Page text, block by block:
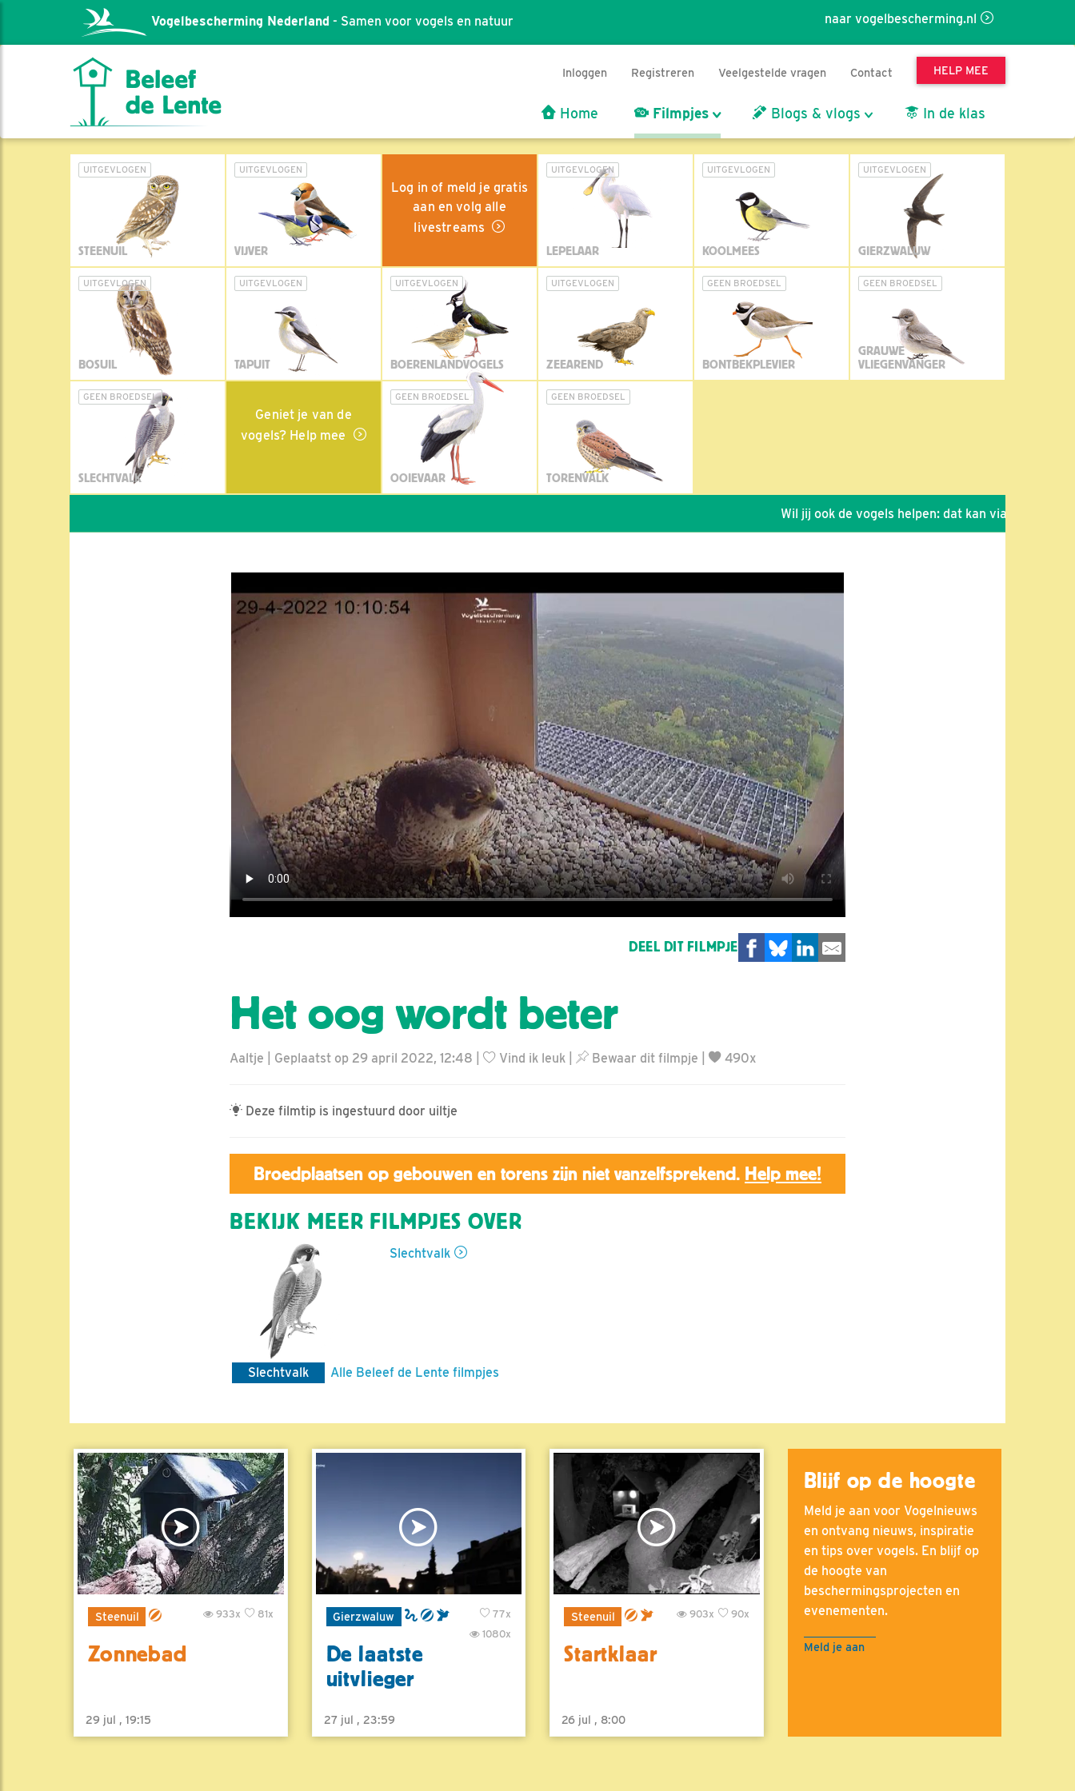
naar vogelbescherming.nl
Vogelbescherming Nederland - Samen voor vogels en natuur
Inloggen Registreren Veelgestelde vragen Contact HELP MEE
Home Filmpjes Blogs & vlogs In de klas
UITGEVLOGEN
STEENUIL
UITGEVLOGEN
VIJVER
Log in of meld je gratis
aan en volg alle
livestreams
UITGEVLOGEN
LEPELAAR
UITGEVLOGEN
KOOLMEES
UITGEVLOGEN
GIERZWALUW
UITGEVLOGEN
BOSUIL
UITGEVLOGEN
TAPUIT
UITGEVLOGEN
BOERENLANDVOGELS
UITGEVLOGEN
ZEEAREND
GEEN BROEDSEL
BONTBEKPLEVIER
GEEN BROEDSEL
GRAUWE
VLIEGENVANGER
GEEN BROEDSEL
SLECHTVALK
Geniet je van de
vogels? Help mee
GEEN BROEDSEL
OOIEVAAR
GEEN BROEDSEL
TORENVALK
Wil jij ook de vogels helpen: dat kan via de link!
DEEL DIT FILMPJE
Het oog wordt beter
Aaltje | Geplaatst op 29 april 2022, 12:48 | Vind ik leuk Bewaar dit filmpje 490x
Deze filmtip is ingestuurd door uiltje
Broedplaatsen op gebouwen en torens zijn niet vanzelfsprekend. Help mee!
BEKIJK MEER FILMPJES OVER
Slechtvalk
Slechtvalk Alle Beleef de Lente filmpjes
Steenuil 81x
933x
Zonnebad
29 jul , 19:15
Gierzwaluw
77x
1080x
De laatste
uitvlieger
27 jul , 23:59
Steenuil 90x
903x
Startklaar
26 jul , 8:00
Blijf op de hoogte
Meld je aan voor Vogelnieuws
en ontvang nieuws, inspiratie
en tips over vogels. En blijf op
de hoogte van
beschermingsprojecten en
evenementen.
Meld je aan